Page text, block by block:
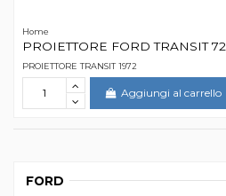
Home
PROIETTORE FORD TRANSIT 72
PROIETTORE TRANSIT 1972
Aggiungi al carrello
FORD